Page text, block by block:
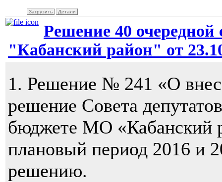
Загрузить Детали
Решение 40
"Кабанский район" от
1. Решение № 241 «О
решение Совета
бюджете МО «Кабанский
плановый период 2016 и
решению.